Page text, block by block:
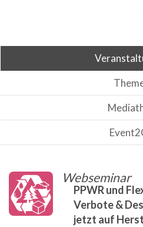
Webseminar
PPWR und
Verbote &
jetzt auf